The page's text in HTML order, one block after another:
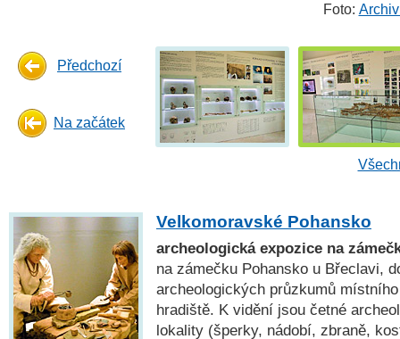
Foto:
Předchozí
Na začátek
Velkomoravské Pohansko
archeologická expozice na
na zámečku Pohansko u Břeclavi,
archeologických průzkumů
hradiště. K vidění jsou četné
lokality (šperky, nádobí, zbraně,